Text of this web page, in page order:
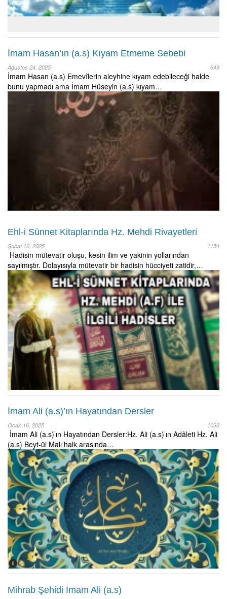
İmam Hasan’ın (a.s) Kıyam Etmeme Sebebi
Ağustos 24, 2025 649
İmam Hasan (a.s) Emevîlerin aleyhine kıyam edebileceği halde
bunu yapmadı ama İmam Hüseyin (a.s) kıyam…
Ehl-i Sünnet Kitaplarında Hz. Mehdi Rivayetleri
Şubat 16, 2025 1154
Hadisin mütevatir oluşu, kesin ilim ve yakinin yollarından
sayılmıştır. Dolayısıyla mütevatir bir hadisin hücciyeti zatidir,…
İmam Ali (a.s)’ın Hayatından Dersler
Ocak 16, 2025 1033
İmam Ali (a.s)’ın Hayatından Dersler:Hz. Ali (a.s)’ın Adâleti Hz. Ali
(a.s) Beyt-ül Malı halk arasında…
Mihrab Şehidi İmam Ali (a.s)